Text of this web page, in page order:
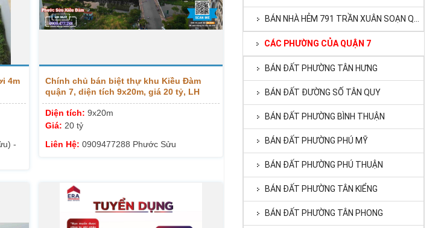
4m
-
Chính chủ bán biệt thự khu Kiều Đàm
quận 7, diện tích 9x20m, giá 20 tỷ, LH
0909477288
Diện tích: 9x20m
Giá: 20 tỷ
Liên Hệ: 0909477288 Phước Sửu
CÁC PHƯỜNG CỦA QUẬN 7
BÁN ĐẤT PHƯỜNG TÂN HƯNG
BÁN ĐẤT ĐƯỜNG SỐ TÂN QUY
BÁN ĐẤT PHƯỜNG BÌNH THUẬN
BÁN ĐẤT PHƯỜNG PHÚ MỸ
BÁN ĐẤT PHƯỜNG PHÚ THUẬN
BÁN ĐẤT PHƯỜNG TÂN KIỂNG
BÁN ĐẤT PHƯỜNG TÂN PHONG